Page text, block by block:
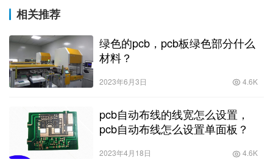
相关推荐
绿色的pcb，pcb板绿色部分什么
材料？
2023年6月3日 4.6K
pcb自动布线的线宽怎么设置，
pcb自动布线怎么设置单面板？
2023年4月18日 4.6K